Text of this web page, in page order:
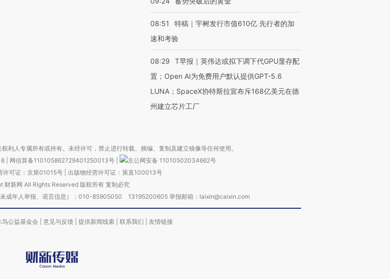
08:51
特稿｜宇树发行市值610亿 先行者的加
速和考验
08:29
T早报｜英伟达或拟下调下代GPU显存配
置；Open AI为免费用户默认提供GPT-5.6
LUNA；SpaceX协特斯拉宣布斥168亿美元在德
州建立芯片工厂
利人专属所有或持有。未经许可，禁止进行转载、摘编、复制及建立镜像等任何使用。
网信算备110105862729401250013号
京公网安备 11010502034662号
许可证：京第01015号| 出版物经营许可证：第直100013号
财新网 All Rights Reserved 版权所有 复制必究
未成年人举报、谣言信息）：010-85905050 13195200605 举报邮箱：laixin@caixin.com
鸟公益基金会 意见与反馈 提供新闻线索 联系我们 友情链接